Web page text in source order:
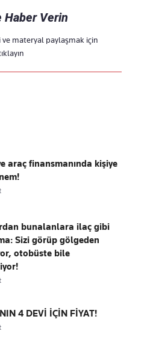
Haber Verin
ve materyal paylaşmak için
araç finansmanında kişiye
bunalanlara ilaç gibi
Sizi görüp gölgeden
otobüste bile
4 DEVİ İÇİN FİYAT!